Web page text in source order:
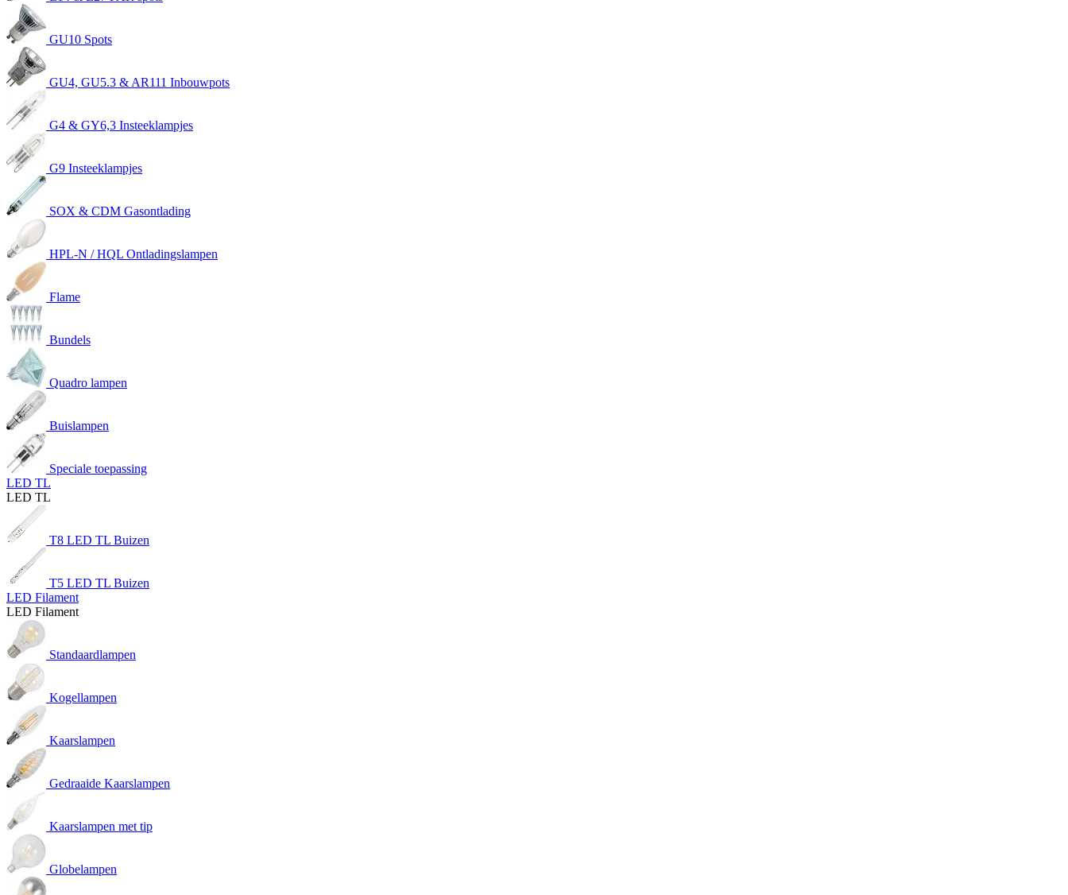
GU10 Spots
GU4, GU5.3 & AR111 Inbouwpots
G4 & GY6,3 Insteeklampjes
G9 Insteeklampjes
SOX & CDM Gasontlading
HPL-N / HQL Ontladingslampen
Flame
Bundels
Quadro lampen
Buislampen
Speciale toepassing
LED TL
LED TL
T8 LED TL Buizen
T5 LED TL Buizen
LED Filament
LED Filament
Standaardlampen
Kogellampen
Kaarslampen
Gedraaide Kaarslampen
Kaarslampen met tip
Globelampen